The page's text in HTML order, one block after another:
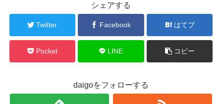
シェアする
Twitter Facebook はてブ
Pocket LINE コピー
daigoをフォローする